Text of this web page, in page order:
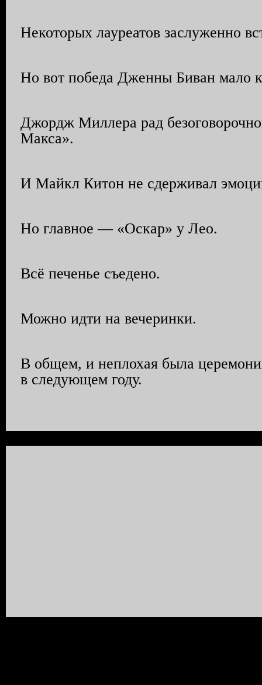
Некоторых лауреатов заслуженно
Но вот победа Дженны Биван мало
Джордж Миллера рад
Макса».
И Майкл Китон не сдерживал
Но главное — «Оскар» у Лео.
Всё печенье съедено.
Можно идти на вечеринки.
В общем, и неплохая была
в следующем году.